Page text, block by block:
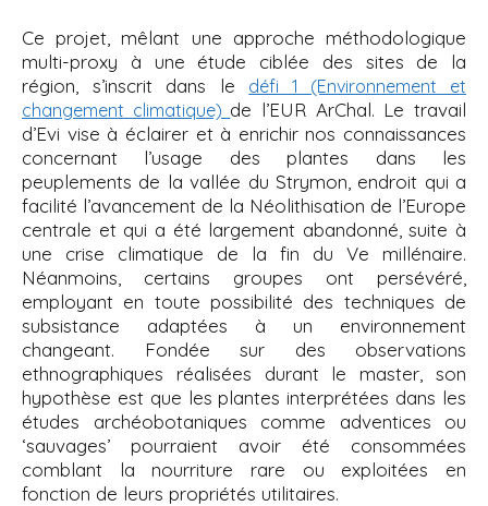
Ce projet, mêlant une approche méthodologique
multi-proxy à une étude ciblée des sites de la
région, s’inscrit dans le défi 1 (Environnement et
changement climatique) de l’EUR ArChal. Le travail
d’Evi vise à éclairer et à enrichir nos connaissances
concernant l’usage des plantes dans les
peuplements de la vallée du Strymon, endroit qui a
facilité l’avancement de la Néolithisation de l’Europe
centrale et qui a été largement abandonné, suite à
une crise climatique de la fin du Ve millénaire.
Néanmoins, certains groupes ont persévéré,
employant en toute possibilité des techniques de
subsistance adaptées à un environnement
changeant. Fondée sur des observations
ethnographiques réalisées durant le master, son
hypothèse est que les plantes interprétées dans les
études archéobotaniques comme adventices ou
‘sauvages’ pourraient avoir été consommées
comblant la nourriture rare ou exploitées en
fonction de leurs propriétés utilitaires.